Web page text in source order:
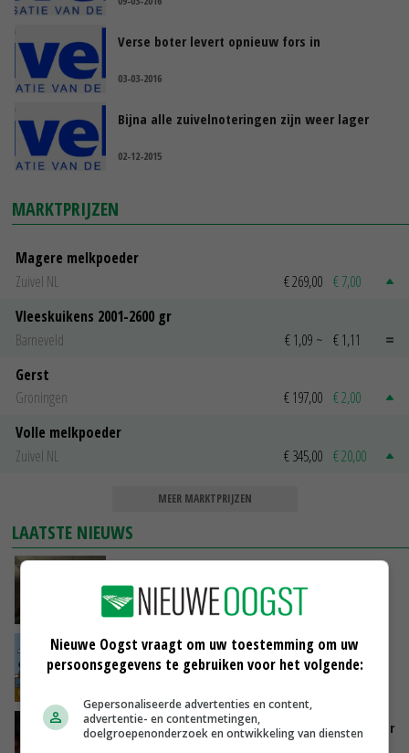
Verse boter levert opnieuw fors in
03-03-2016
Bijna alle zuivelnoteringen zijn weer lager
02-12-2015
MARKTPRIJZEN
Magere melkpoeder
Zuivel NL
€ 269,00 € 7,00
Vleeskuikens 2001-2600 gr
Barneveld
€ 1,09 ~ € 1,11
Gerst
Groningen
€ 197,00 € 2,00
Volle melkpoeder
Zuivel NL
€ 345,00 € 20,00
MEER MARKTPRIJZEN
LAATSTE NIEUWS
zorgen voor meer balans’
GISTEREN, 16:01
Internationale vraag naar geitenzuivel blijft
groot: Nederland in Europese top
Vlaamse varkensstapel krimpt, pluimveesector
groeit door schaalvergroting
Nieuwe Oogst vraagt om uw toestemming om uw
persoonsgegevens te gebruiken voor het volgende:
Gepersonaliseerde advertenties en content,
advertentie- en contentmetingen,
doelgroepenonderzoek en ontwikkeling van diensten